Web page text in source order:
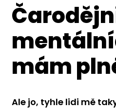
mám
Ale jo, tyhle lidi mě